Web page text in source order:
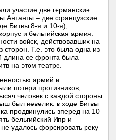
участие две германские
Антанты – две французские
Битвы 8-я и 10-я),
и бельгийская армия.
войск, действовавших на
Т.е. это была одна из
длина ее фронта была
на этом театре.
армий и
потери противников,
человек с каждой стороны.
был невелик: в ходе Битвы
продвинулись вперед на 10
бельгийский Ипр и
удалось форсировать реку